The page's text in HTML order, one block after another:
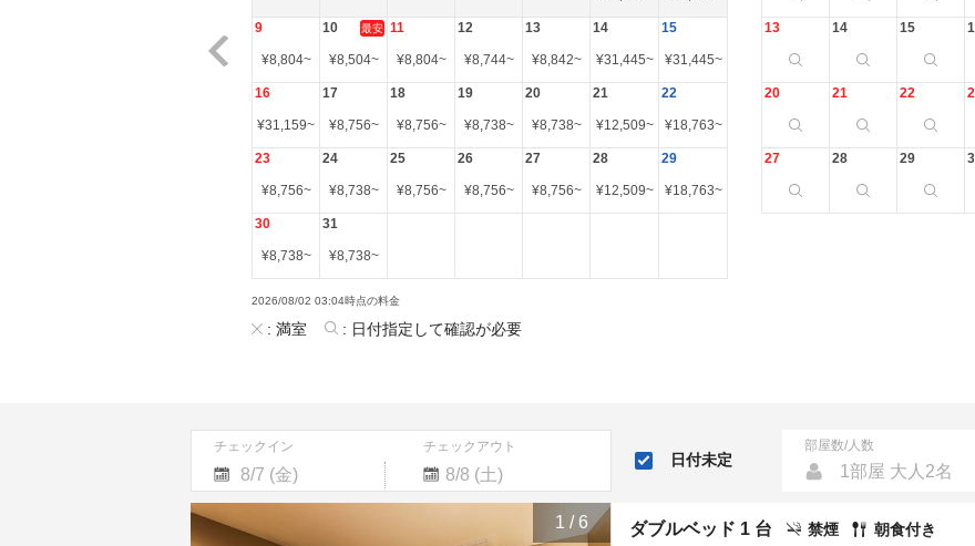
9
¥8,804~
10 最安
¥8,504~
11
¥8,804~
12
¥8,744~
13
¥8,842~
14
¥31,445~
15
¥31,445~
16
¥31,159~
17
¥8,756~
18
¥8,756~
19
¥8,738~
20
¥8,738~
21
¥12,509~
22
¥18,763~
23
¥8,756~
24
¥8,738~
25
¥8,756~
26
¥8,756~
27
¥8,756~
28
¥12,509~
29
¥18,763~
30
¥8,738~
31
¥8,738~
13 14 15
20 21 22
27 28 29
2026/08/02 03:04時点の料金
: 満室 : 日付指定して確認が必要
チェックイン チェックアウト
Navigate
forward
Navigate
日付未定
部屋数/人数
1部屋 大人2名
1 /6 禁煙 朝食付き
ダブルベッド 1 台